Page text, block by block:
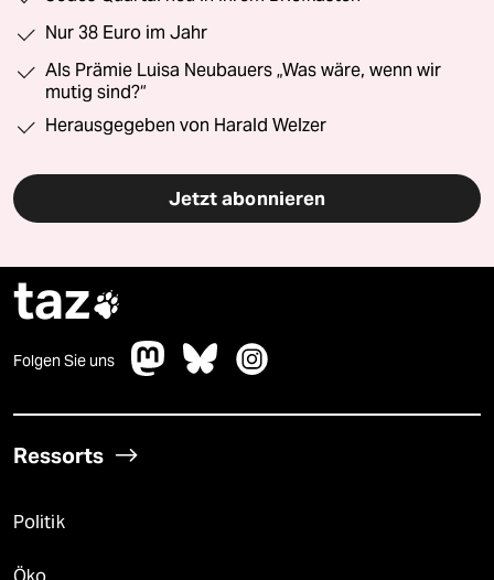
Nur 38 Euro im Jahr
Als Prämie Luisa Neubauers „Was wäre, wenn wir
mutig sind?“
Herausgegeben von Harald Welzer
Jetzt abonnieren
taz
Folgen Sie uns
Ressorts
Politik